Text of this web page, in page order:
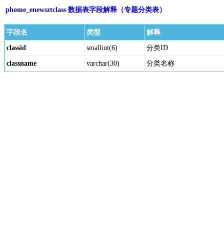
phome_enewsztclass 数据表字段解释（专题分类表）
字段名 类型 解释
classid smallint(6) 分类ID
classname varchar(30) 分类名称